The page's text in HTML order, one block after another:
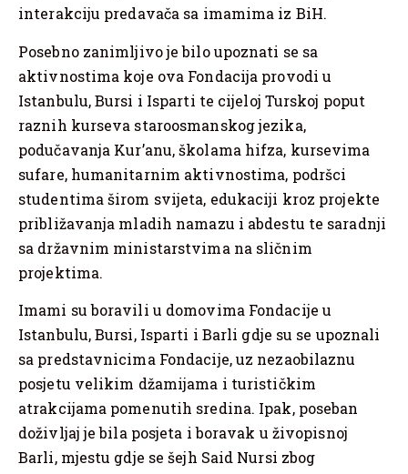
interakciju predavača sa imamima iz BiH.
Posebno zanimljivo je bilo upoznati se sa
aktivnostima koje ova Fondacija provodi u
Istanbulu, Bursi i Isparti te cijeloj Turskoj poput
raznih kurseva staroosmanskog jezika,
podučavanja Kur’anu, školama hifza, kursevima
sufare, humanitarnim aktivnostima, podršci
studentima širom svijeta, edukaciji kroz projekte
približavanja mladih namazu i abdestu te saradnji
sa državnim ministarstvima na sličnim
projektima.
Imami su boravili u domovima Fondacije u
Istanbulu, Bursi, Isparti i Barli gdje su se upoznali
sa predstavnicima Fondacije, uz nezaobilaznu
posjetu velikim džamijama i turističkim
atrakcijama pomenutih sredina. Ipak, poseban
doživljaj je bila posjeta i boravak u živopisnoj
Barli, mjestu gdje se šejh Said Nursi zbog